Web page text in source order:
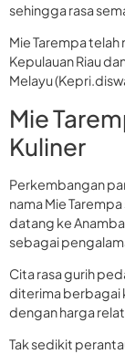
sehingga rasa
Mie Tarempa
Kepulauan Riau
Melayu
Mie
Kuliner
Perkembangan
nama Mie
datang ke
sebagai
Cita rasa gurih
diterima berbagai
dengan harga
Tak sedikit